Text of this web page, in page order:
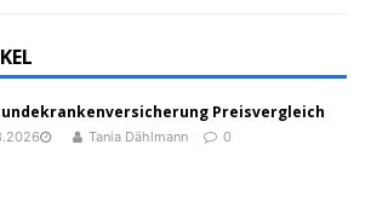
Preisvergleich
Tania Dählmann 0